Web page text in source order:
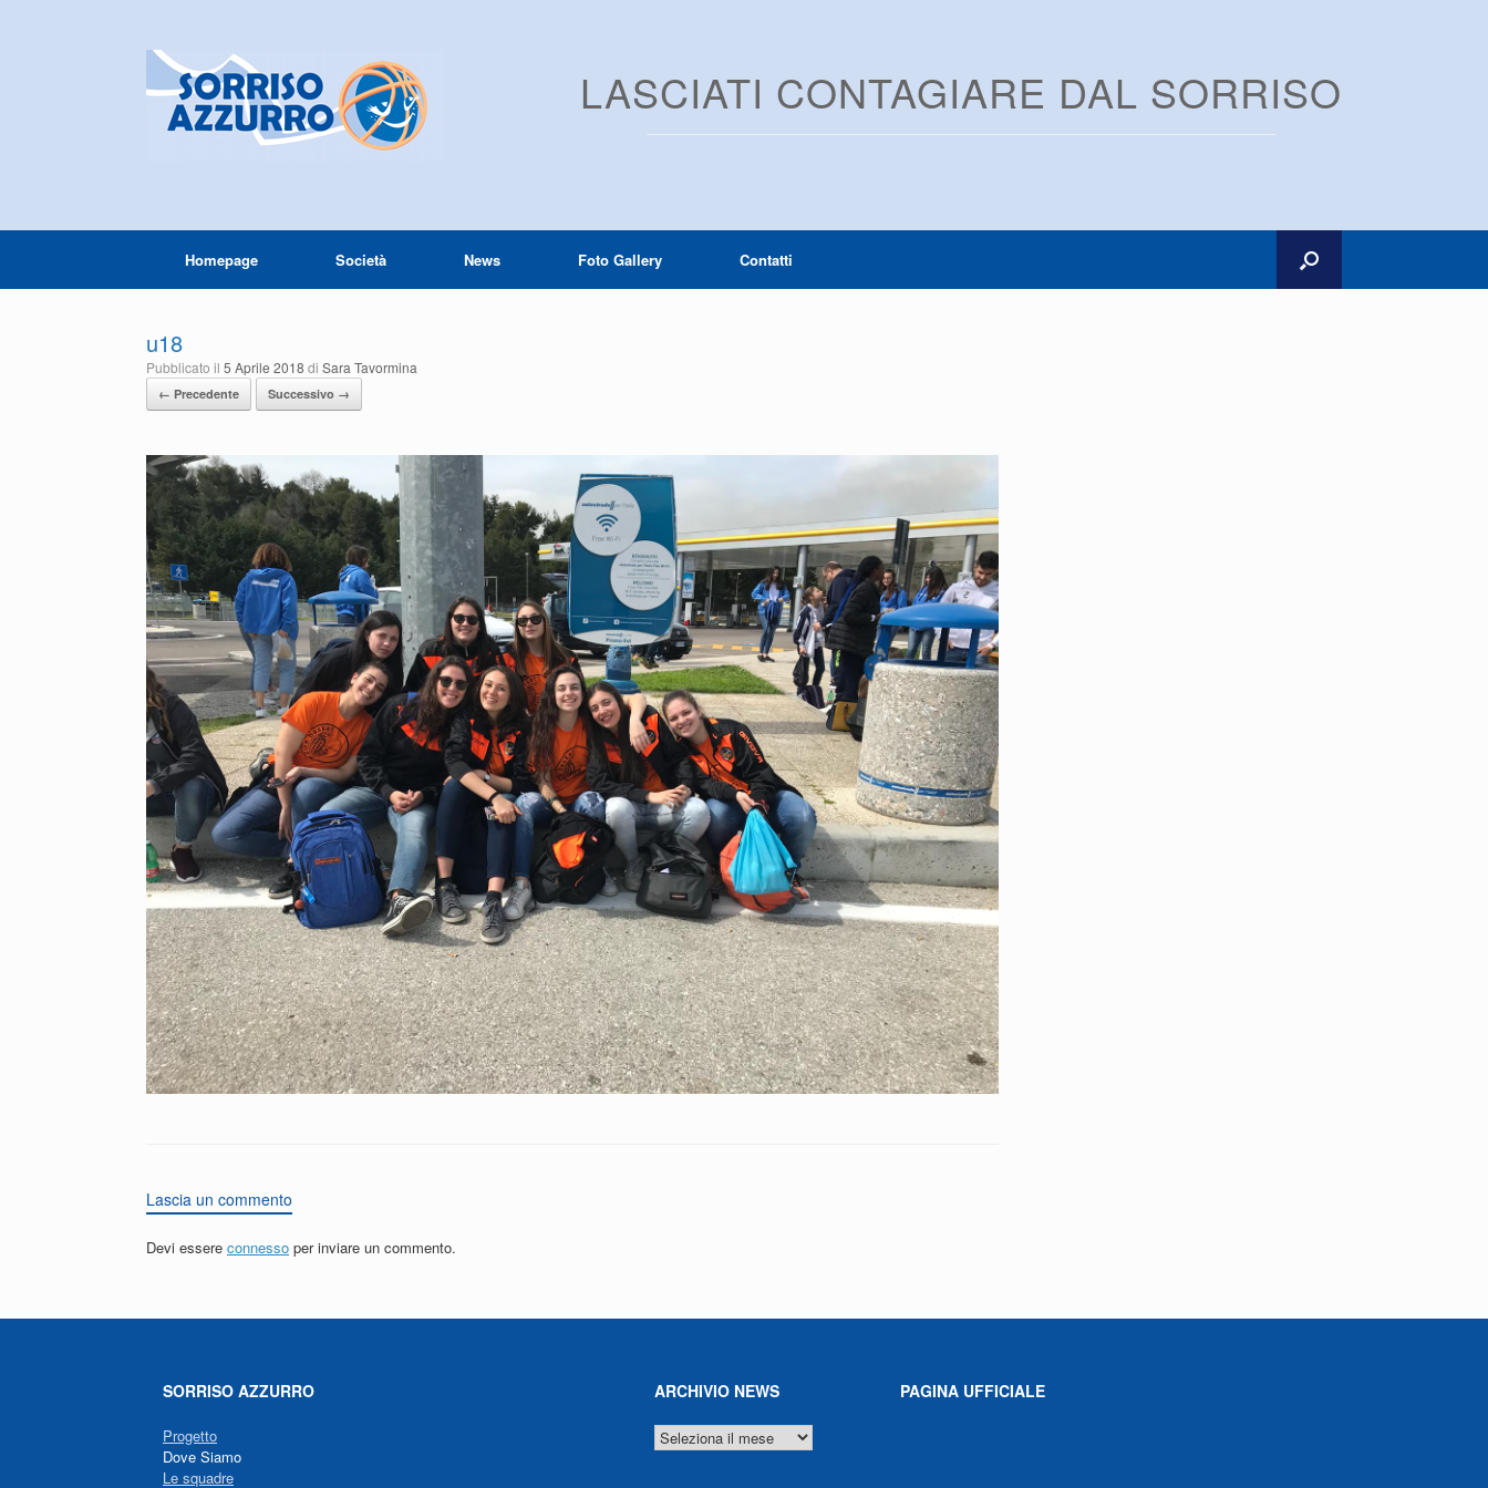
LASCIATI CONTAGIARE DAL SORRISO
Homepage Società News Foto Gallery Contatti
u18
Pubblicato il 5 Aprile 2018 di Sara Tavormina
← Precedente Successivo →
Lascia un commento
Devi essere connesso per inviare un commento.
SORRISO AZZURRO
Progetto
Dove Siamo
Le squadre
ARCHIVIO NEWS
ARCHIVIO
NEWS
PAGINA UFFICIALE